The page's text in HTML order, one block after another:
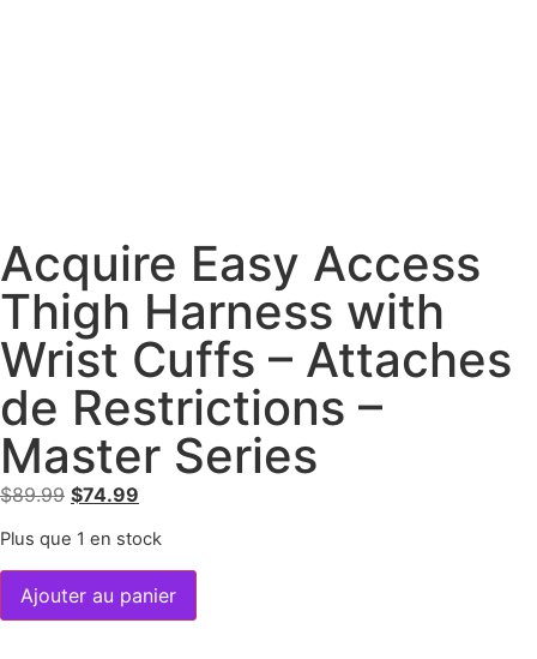
Acquire Easy Access
Thigh Harness with
Wrist Cuffs – Attaches
de Restrictions –
Master Series
$89.99 $74.99
Plus que 1 en stock
Ajouter au panier